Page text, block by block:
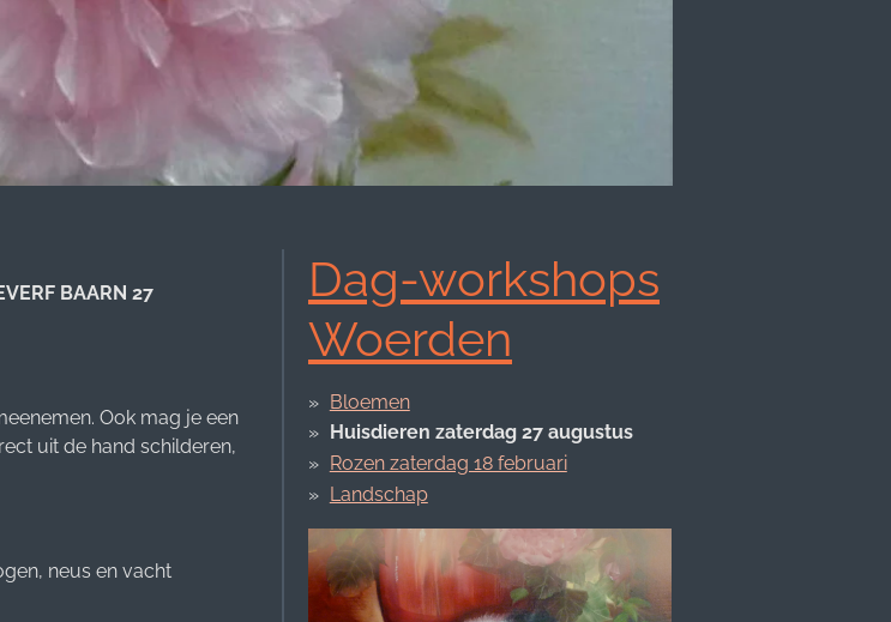
BAARN 27
Ook mag je een
uit de hand schilderen,
neus en vacht
Dag-workshops
Woerden
Bloemen
Huisdieren zaterdag 27 augustus
Rozen zaterdag 18 februari
Landschap